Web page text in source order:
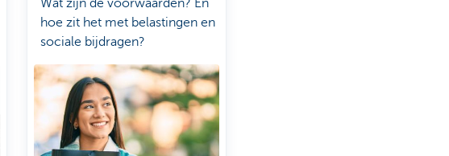
Wat zijn de voorwaarden? En
hoe zit het met belastingen en
sociale bijdragen?